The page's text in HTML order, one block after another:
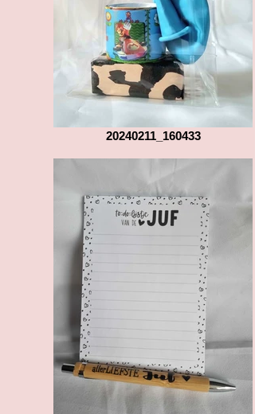
20240211_160433